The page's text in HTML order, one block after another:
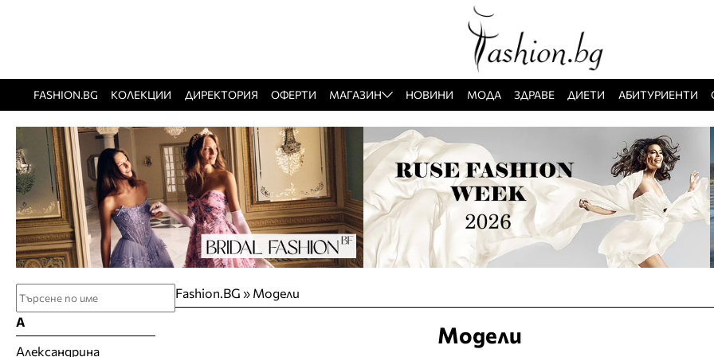
FASHION.BG КОЛЕКЦИИ ДИРЕКТОРИЯ ОФЕРТИ МАГАЗИН НОВИНИ МОДА ЗДРАВЕ ДИЕТИ АБИТУРИЕНТИ
Fashion.BG » Модели
Модели
А
Александрина